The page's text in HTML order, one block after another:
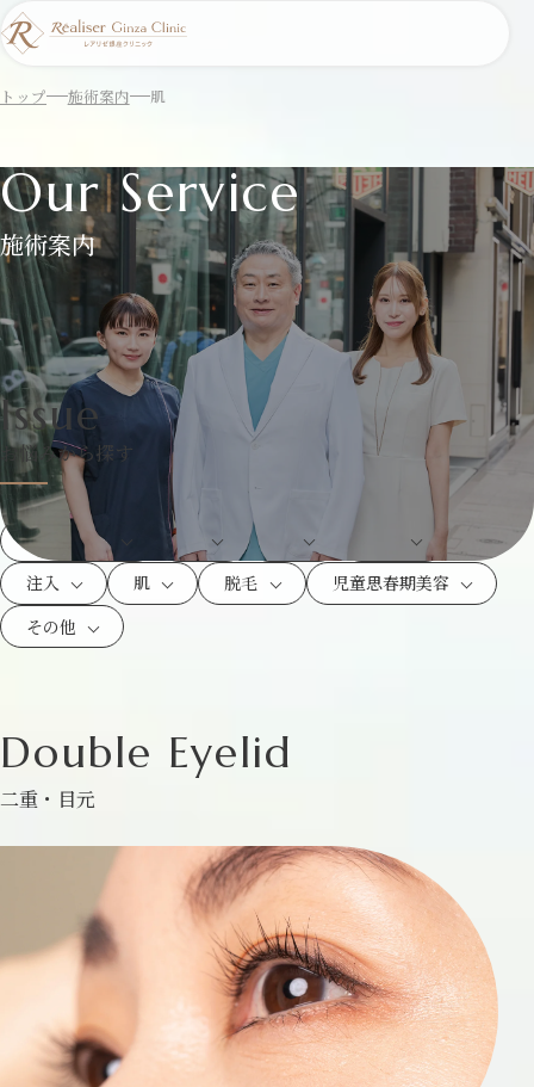
トップ 施術案内 肌
Our Service
施術案内
Issue
お悩みから探す
二重・目元
注入
肌 脱毛
児童思春期美容
その他
Double Eyelid
二重・目元